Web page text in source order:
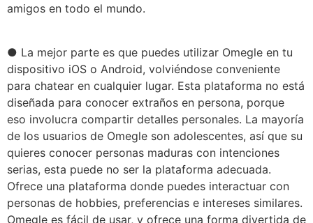
amigos en todo el mundo.
● La mejor parte es que puedes utilizar Omegle en tu
dispositivo iOS o Android, volviéndose conveniente
para chatear en cualquier lugar. Esta plataforma no está
diseñada para conocer extraños en persona, porque
eso involucra compartir detalles personales. La mayoría
de los usuarios de Omegle son adolescentes, así que su
quieres conocer personas maduras con intenciones
serias, esta puede no ser la plataforma adecuada.
Ofrece una plataforma donde puedes interactuar con
personas de hobbies, preferencias e intereses similares.
Omegle es fácil de usar, y ofrece una forma divertida de